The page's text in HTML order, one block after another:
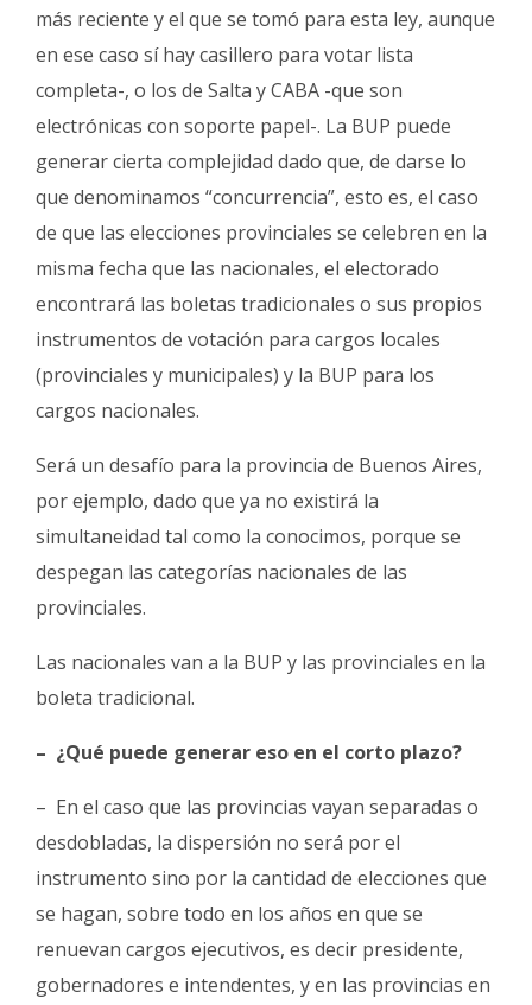
más reciente y el que se tomó para esta ley, aunque
en ese caso sí hay casillero para votar lista
completa-, o los de Salta y CABA -que son
electrónicas con soporte papel-. La BUP puede
generar cierta complejidad dado que, de darse lo
que denominamos “concurrencia”, esto es, el caso
de que las elecciones provinciales se celebren en la
misma fecha que las nacionales, el electorado
encontrará las boletas tradicionales o sus propios
instrumentos de votación para cargos locales
(provinciales y municipales) y la BUP para los
cargos nacionales.
Será un desafío para la provincia de Buenos Aires,
por ejemplo, dado que ya no existirá la
simultaneidad tal como la conocimos, porque se
despegan las categorías nacionales de las
provinciales.
Las nacionales van a la BUP y las provinciales en la
boleta tradicional.
– ¿Qué puede generar eso en el corto plazo?
– En el caso que las provincias vayan separadas o
desdobladas, la dispersión no será por el
instrumento sino por la cantidad de elecciones que
se hagan, sobre todo en los años en que se
renuevan cargos ejecutivos, es decir presidente,
gobernadores e intendentes, y en las provincias en